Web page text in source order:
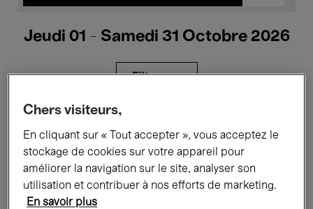
Jeudi 01 - Samedi 31 Octobre 2026
Filtres
Expositions Films Performances
Rencontres & Débats Jazz
Chers visiteurs,
En cliquant sur « Tout accepter », vous acceptez le
stockage de cookies sur votre appareil pour
améliorer la navigation sur le site, analyser son
utilisation et contribuer à nos efforts de marketing.
En savoir plus